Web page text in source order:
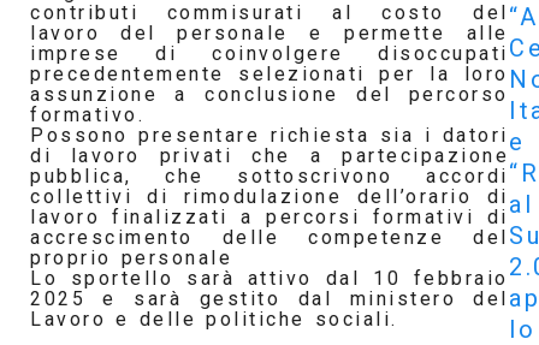
contributi commisurati al costo del
lavoro del personale e permette alle
imprese di coinvolgere disoccupati
precedentemente selezionati per la loro
assunzione a conclusione del percorso
formativo.
Possono presentare richiesta sia i datori
di lavoro privati che a partecipazione
pubblica, che sottoscrivono accordi
collettivi di rimodulazione dell’orario di
lavoro finalizzati a percorsi formativi di
accrescimento delle competenze del
proprio personale
Lo sportello sarà attivo dal 10 febbraio
2025 e sarà gestito dal ministero del
Lavoro e delle politiche sociali.
e
al
lo